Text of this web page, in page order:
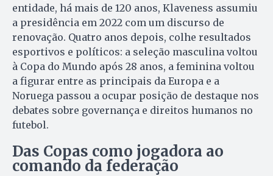
entidade, há mais de 120 anos, Klaveness assumiu
a presidência em 2022 com um discurso de
renovação. Quatro anos depois, colhe resultados
esportivos e políticos: a seleção masculina voltou
à Copa do Mundo após 28 anos, a feminina voltou
a figurar entre as principais da Europa e a
Noruega passou a ocupar posição de destaque nos
debates sobre governança e direitos humanos no
futebol.
Das Copas como jogadora ao
comando da federação